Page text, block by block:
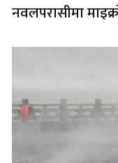
नवलपरासीमा